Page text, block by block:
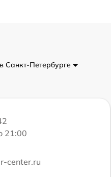
в Санкт-Петербурге
21:00
center.ru